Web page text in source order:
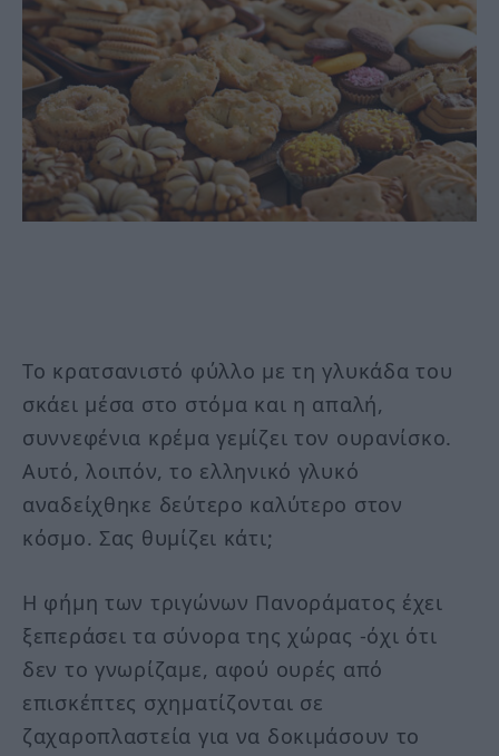
Το κρατσανιστό φύλλο με τη γλυκάδα του
σκάει μέσα στο στόμα και η απαλή,
συννεφένια κρέμα γεμίζει τον ουρανίσκο.
Αυτό, λοιπόν, το ελληνικό γλυκό
αναδείχθηκε δεύτερο καλύτερο στον
κόσμο. Σας θυμίζει κάτι;
Η φήμη των τριγώνων Πανοράματος έχει
ξεπεράσει τα σύνορα της χώρας -όχι ότι
δεν το γνωρίζαμε, αφού ουρές από
επισκέπτες σχηματίζονται σε
ζαχαροπλαστεία για να δοκιμάσουν το